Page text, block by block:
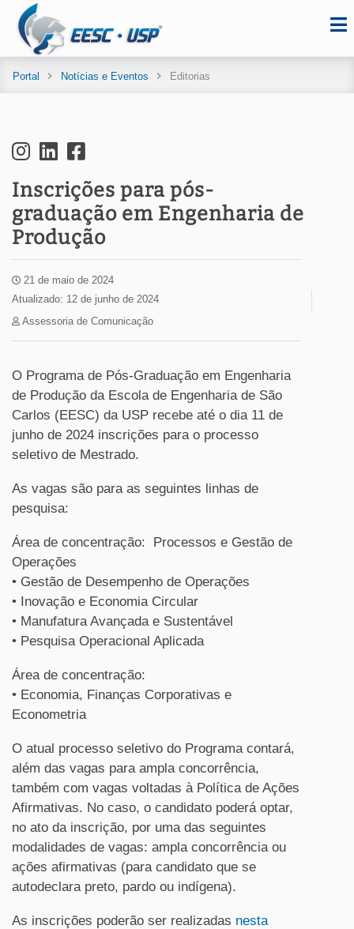
Portal Notícias e Eventos Editorias
Inscrições para pós-
graduação em Engenharia de
Produção
21 de maio de 2024
Atualizado: 12 de junho de 2024
Assessoria de Comunicação
O Programa de Pós-Graduação em Engenharia
de Produção da Escola de Engenharia de São
Carlos (EESC) da USP recebe até o dia 11 de
junho de 2024 inscrições para o processo
seletivo de Mestrado.
As vagas são para as seguintes linhas de
pesquisa:
Área de concentração: Processos e Gestão de
Operações
• Gestão de Desempenho de Operações
• Inovação e Economia Circular
• Manufatura Avançada e Sustentável
• Pesquisa Operacional Aplicada
Área de concentração:
• Economia, Finanças Corporativas e
Econometria
O atual processo seletivo do Programa contará,
além das vagas para ampla concorrência,
também com vagas voltadas à Política de Ações
Afirmativas. No caso, o candidato poderá optar,
no ato da inscrição, por uma das seguintes
modalidades de vagas: ampla concorrência ou
ações afirmativas (para candidato que se
autodeclara preto, pardo ou indígena).
As inscrições poderão ser realizadas nesta